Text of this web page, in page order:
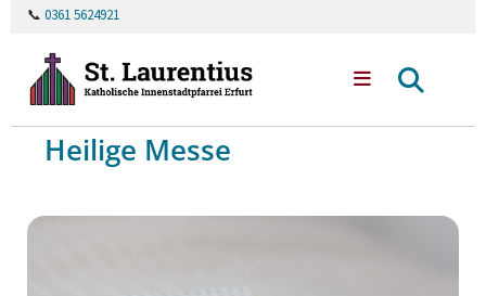
📞 0361 5624921
Heilige Messe